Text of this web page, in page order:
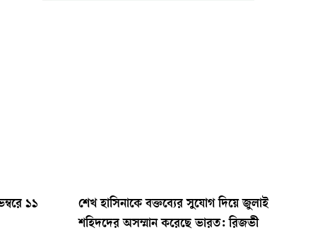
১১
শেখ হাসিনাকে বক্তব্যের সুযোগ দিয়ে জুলাই
শহিদদের অসম্মান করেছে ভারত: রিজভী